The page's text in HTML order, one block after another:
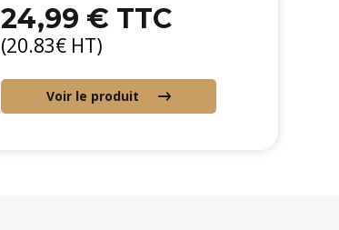
24,99 € TTC
(20.83€ HT)
Voir le produit